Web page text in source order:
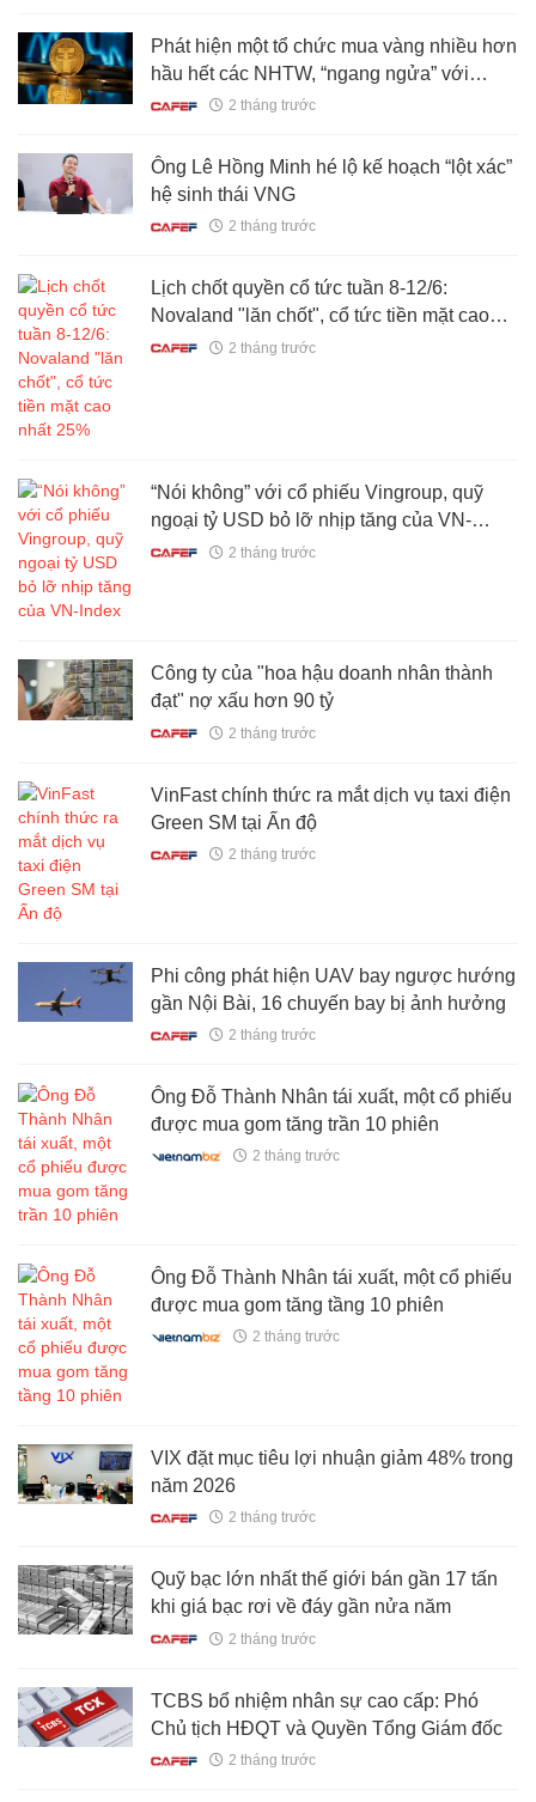
Phát hiện một tổ chức mua vàng nhiều hơn
hầu hết các NHTW, “ngang ngửa” với
Trung Quốc2 tháng trước
Ông Lê Hồng Minh hé lộ kế hoạch “lột xác”
hệ sinh thái VNG
2 tháng trước
Lịch chốt quyền cổ tức tuần 8-12/6:
Novaland "lăn chốt", cổ tức tiền mặt cao
nhất 25%2 tháng trước
“Nói không” với cổ phiếu Vingroup, quỹ
ngoại tỷ USD bỏ lỡ nhịp tăng của VN-
Index
2 tháng trước
Công ty của "hoa hậu doanh nhân thành
đạt" nợ xấu hơn 90 tỷ
2 tháng trước
VinFast chính thức ra mắt dịch vụ taxi điện
Green SM tại Ấn độ
2 tháng trước
Phi công phát hiện UAV bay ngược hướng
gần Nội Bài, 16 chuyến bay bị ảnh hưởng
2 tháng trước
Ông Đỗ Thành Nhân tái xuất, một cổ phiếu
được mua gom tăng trần 10 phiên
2 tháng trước
Ông Đỗ Thành Nhân tái xuất, một cổ phiếu
được mua gom tăng tầng 10 phiên
2 tháng trước
VIX đặt mục tiêu lợi nhuận giảm 48% trong
năm 2026
2 tháng trước
Quỹ bạc lớn nhất thế giới bán gần 17 tấn
khi giá bạc rơi về đáy gần nửa năm
2 tháng trước
TCBS bổ nhiệm nhân sự cao cấp: Phó
Chủ tịch HĐQT và Quyền Tổng Giám đốc
2 tháng trước